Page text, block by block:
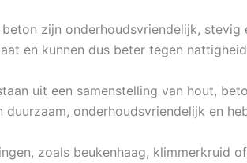
zijn onderhoudsvriendelijk,
en kunnen dus beter tegen
uit een samenstelling van hout,
onderhoudsvriendelijk en
zoals beukenhaag, klimmerkruid